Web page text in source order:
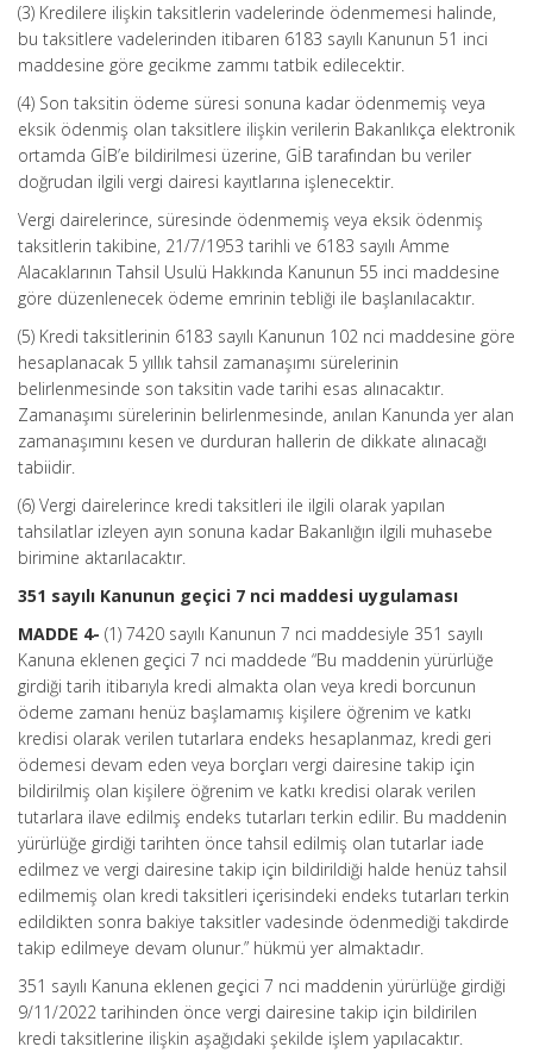
(3) Kredilere ilişkin taksitlerin vadelerinde ödenmemesi halinde,
bu taksitlere vadelerinden itibaren 6183 sayılı Kanunun 51 inci
maddesine göre gecikme zammı tatbik edilecektir.
(4) Son taksitin ödeme süresi sonuna kadar ödenmemiş veya
eksik ödenmiş olan taksitlere ilişkin verilerin Bakanlıkça elektronik
ortamda GİB’e bildirilmesi üzerine, GİB tarafından bu veriler
doğrudan ilgili vergi dairesi kayıtlarına işlenecektir.
Vergi dairelerince, süresinde ödenmemiş veya eksik ödenmiş
taksitlerin takibine, 21/7/1953 tarihli ve 6183 sayılı Amme
Alacaklarının Tahsil Usulü Hakkında Kanunun 55 inci maddesine
göre düzenlenecek ödeme emrinin tebliği ile başlanılacaktır.
(5) Kredi taksitlerinin 6183 sayılı Kanunun 102 nci maddesine göre
hesaplanacak 5 yıllık tahsil zamanaşımı sürelerinin
belirlenmesinde son taksitin vade tarihi esas alınacaktır.
Zamanaşımı sürelerinin belirlenmesinde, anılan Kanunda yer alan
zamanaşımını kesen ve durduran hallerin de dikkate alınacağı
tabiidir.
(6) Vergi dairelerince kredi taksitleri ile ilgili olarak yapılan
tahsilatlar izleyen ayın sonuna kadar Bakanlığın ilgili muhasebe
birimine aktarılacaktır.
351 sayılı Kanunun geçici 7 nci maddesi uygulaması
MADDE 4- (1) 7420 sayılı Kanunun 7 nci maddesiyle 351 sayılı
Kanuna eklenen geçici 7 nci maddede “Bu maddenin yürürlüğe
girdiği tarih itibarıyla kredi almakta olan veya kredi borcunun
ödeme zamanı henüz başlamamış kişilere öğrenim ve katkı
kredisi olarak verilen tutarlara endeks hesaplanmaz, kredi geri
ödemesi devam eden veya borçları vergi dairesine takip için
bildirilmiş olan kişilere öğrenim ve katkı kredisi olarak verilen
tutarlara ilave edilmiş endeks tutarları terkin edilir. Bu maddenin
yürürlüğe girdiği tarihten önce tahsil edilmiş olan tutarlar iade
edilmez ve vergi dairesine takip için bildirildiği halde henüz tahsil
edilmemiş olan kredi taksitleri içerisindeki endeks tutarları terkin
edildikten sonra bakiye taksitler vadesinde ödenmediği takdirde
takip edilmeye devam olunur.” hükmü yer almaktadır.
351 sayılı Kanuna eklenen geçici 7 nci maddenin yürürlüğe girdiği
9/11/2022 tarihinden önce vergi dairesine takip için bildirilen
kredi taksitlerine ilişkin aşağıdaki şekilde işlem yapılacaktır.